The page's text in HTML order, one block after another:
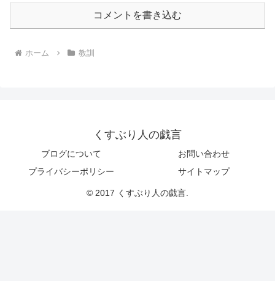
コメントを書き込む
ホーム 教訓
くすぶり人の戯言
ブログについて
お問い合わせ
プライバシーポリシー
サイトマップ
© 2017 くすぶり人の戯言.